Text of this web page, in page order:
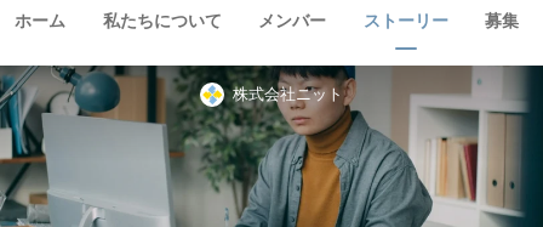
ホーム 私たちについて メンバー ストーリー 募集
株式会社ニット